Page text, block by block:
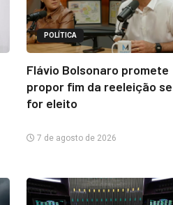
POLÍTICA
Flávio Bolsonaro promete
propor fim da reeleição se
for eleito
7 de agosto de 2026